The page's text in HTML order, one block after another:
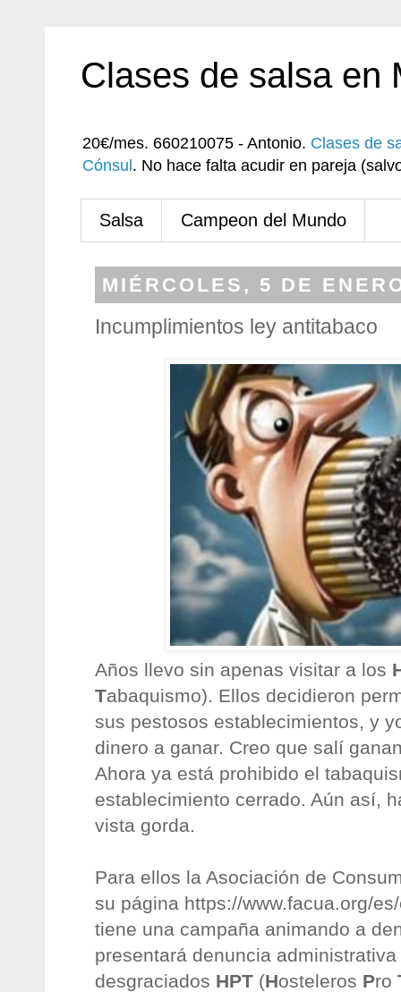
Clases de salsa en
20€/mes. 660210075 - Antonio. Clases de
Cónsul . No hace falta acudir en pareja
Salsa Campeon del Mundo
MIÉRCOLES, 5 DE
Incumplimientos ley antitabaco
Años llevo sin apenas visitar a los
Tabaquismo). Ellos decidieron
sus pestosos establecimientos, y
dinero a ganar. Creo que salí
Ahora ya está prohibido el
establecimiento cerrado. Aún así,
vista gorda.
Para ellos la Asociación de
su página https://www.facua.org/
tiene una campaña animando a
presentará denuncia
desgraciados HPT (Hosteleros Pro